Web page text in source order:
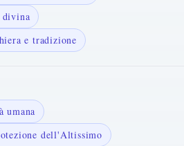
e tradizione
dell'Altissimo